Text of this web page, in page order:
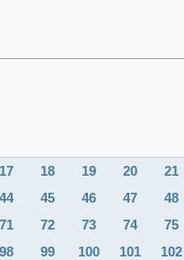
17 18 19 20 21
44 45 46 47 48
71 72 73 74 75
98 99 100 101 102